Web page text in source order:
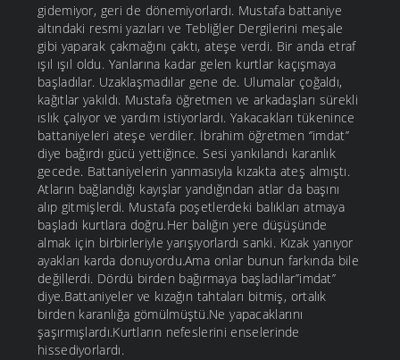
gidemiyor, geri de dönemiyorlardı. Mustafa battaniye
altındaki resmi yazıları ve Tebliğler Dergilerini meşale
gibi yaparak çakmağını çaktı, ateşe verdi. Bir anda etraf
ışıl ışıl oldu. Yanlarına kadar gelen kurtlar kaçışmaya
başladılar. Uzaklaşmadılar gene de. Ulumalar çoğaldı,
kağıtlar yakıldı. Mustafa öğretmen ve arkadaşları sürekli
ıslık çalıyor ve yardım istiyorlardı. Yakacakları tükenince
battaniyeleri ateşe verdiler. İbrahim öğretmen ‘’imdat’’
diye bağırdı gücü yettiğince. Sesi yankılandı karanlık
gecede. Battaniyelerin yanmasıyla kızakta ateş almıştı.
Atların bağlandığı kayışlar yandığından atlar da başını
alıp gitmişlerdi. Mustafa poşetlerdeki balıkları atmaya
başladı kurtlara doğru.Her balığın yere düşüşünde
almak için birbirleriyle yarışıyorlardı sanki. Kızak yanıyor
ayakları karda donuyordu.Ama onlar bunun farkında bile
değillerdi. Dördü birden bağırmaya başladılar’’imdat’’
diye.Battaniyeler ve kızağın tahtaları bitmiş, ortalık
birden karanlığa gömülmüştü.Ne yapacaklarını
şaşırmışlardı.Kurtların nefeslerini enselerinde
hissediyorlardı.